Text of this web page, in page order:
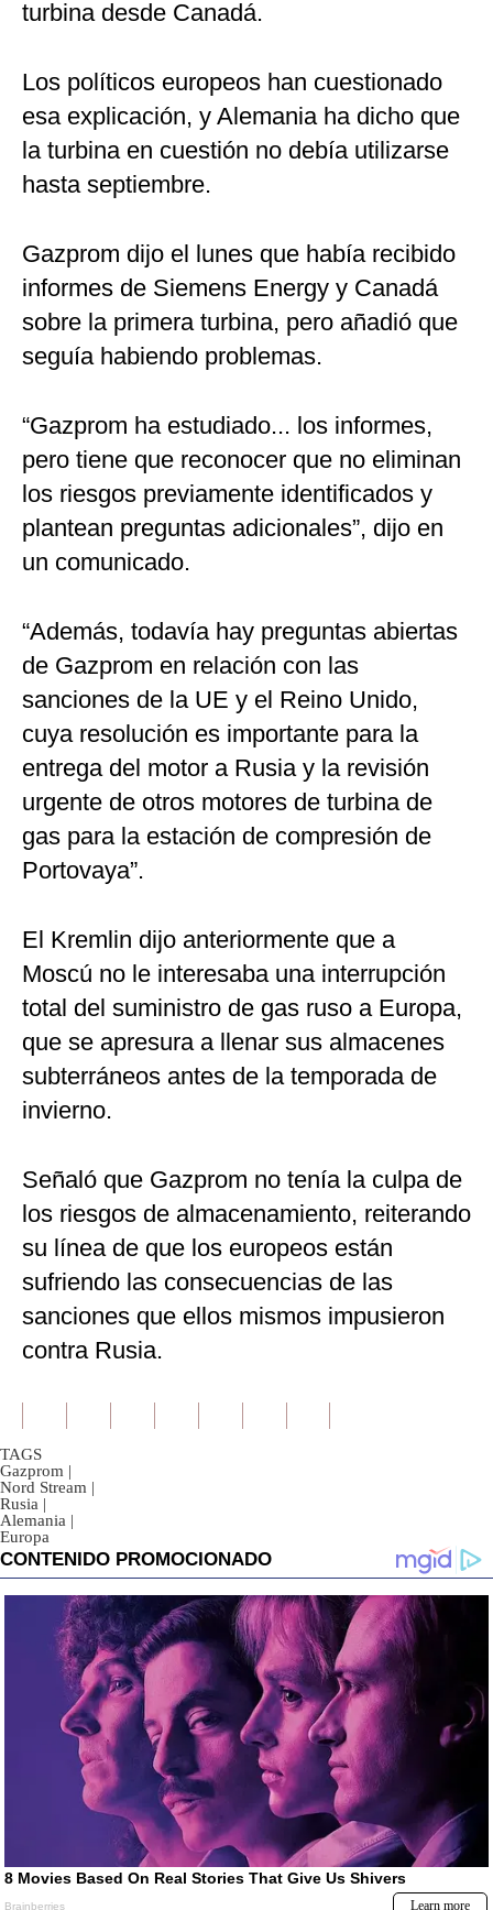
turbina desde Canadá.
Los políticos europeos han cuestionado
esa explicación, y Alemania ha dicho que
la turbina en cuestión no debía utilizarse
hasta septiembre.
Gazprom dijo el lunes que había recibido
informes de Siemens Energy y Canadá
sobre la primera turbina, pero añadió que
seguía habiendo problemas.
“Gazprom ha estudiado... los informes,
pero tiene que reconocer que no eliminan
los riesgos previamente identificados y
plantean preguntas adicionales”, dijo en
un comunicado.
“Además, todavía hay preguntas abiertas
de Gazprom en relación con las
sanciones de la UE y el Reino Unido,
cuya resolución es importante para la
entrega del motor a Rusia y la revisión
urgente de otros motores de turbina de
gas para la estación de compresión de
Portovaya”.
El Kremlin dijo anteriormente que a
Moscú no le interesaba una interrupción
total del suministro de gas ruso a Europa,
que se apresura a llenar sus almacenes
subterráneos antes de la temporada de
invierno.
Señaló que Gazprom no tenía la culpa de
los riesgos de almacenamiento, reiterando
su línea de que los europeos están
sufriendo las consecuencias de las
sanciones que ellos mismos impusieron
contra Rusia.
TAGS
Gazprom |
Nord Stream |
Rusia |
Alemania |
Europa